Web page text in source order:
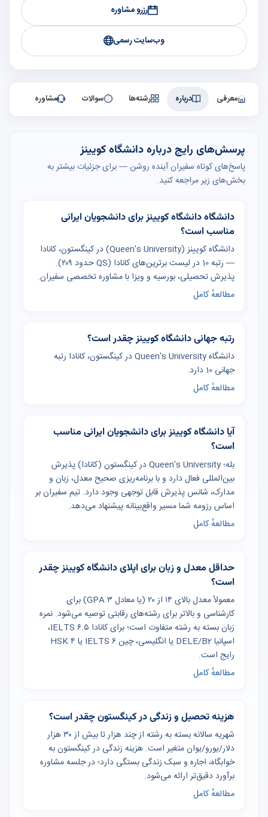
رزرو مشاوره
وب‌سایت رسمی
معرفی درباره رشته‌ها سوالات مشاوره
پرسش‌های رایج درباره دانشگاه کویینز
پاسخ‌های کوتاه سفیران آینده روشن — برای جزئیات بیشتر به
بخش‌های زیر مراجعه کنید.
دانشگاه دانشگاه کویینز برای دانشجویان ایرانی
مناسب است؟
دانشگاه کویینز (Queen's University) در کینگستون، کانادا
— رتبه 10 در لیست برترین‌های کانادا (QS حدود ۲۰۹).
پذیرش تحصیلی، بورسیه و ویزا با مشاوره تخصصی سفیران.
مطالعهٔ کامل
رتبه جهانی دانشگاه کویینز چقدر است؟
دانشگاه Queen's University در کینگستون، کانادا رتبه
جهانی 10 دارد.
مطالعهٔ کامل
آیا دانشگاه کویینز برای دانشجویان ایرانی مناسب
است؟
بله؛ Queen's University در کینگستون (کانادا) پذیرش
بین‌المللی فعال دارد و با برنامه‌ریزی صحیح معدل، زبان و
مدارک، شانس پذیرش قابل توجهی وجود دارد. تیم سفیران بر
اساس رزومه شما مسیر واقع‌بینانه پیشنهاد می‌دهد.
مطالعهٔ کامل
حداقل معدل و زبان برای اپلای دانشگاه کویینز چقدر
است؟
معمولاً معدل بالای ۱۴ از ۲۰ (یا معادل GPA ۳) برای
کارشناسی و بالاتر برای رشته‌های رقابتی توصیه می‌شود. نمره
زبان بسته به رشته متفاوت است؛ برای کانادا IELTS ۶.۵،
اسپانیا DELE/B2 یا انگلیسی، چین IELTS ۶ یا HSK ۴
رایج است.
مطالعهٔ کامل
هزینه تحصیل و زندگی در کینگستون چقدر است؟
شهریه سالانه بسته به رشته از چند هزار تا بیش از ۳۰ هزار
دلار/یورو/یوان متغیر است. هزینه زندگی در کینگستون به
خوابگاه، اجاره و سبک زندگی بستگی دارد؛ در جلسه مشاوره
برآورد دقیق‌تر ارائه می‌شود.
مطالعهٔ کامل